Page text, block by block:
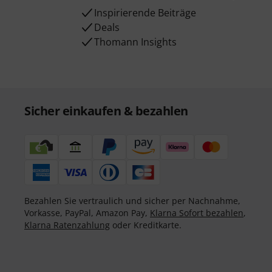
Inspirierende Beiträge
Deals
Thomann Insights
Sicher einkaufen & bezahlen
Bezahlen Sie vertraulich und sicher per Nachnahme,
Vorkasse, PayPal, Amazon Pay, Klarna Sofort bezahlen,
Klarna Ratenzahlung oder Kreditkarte.